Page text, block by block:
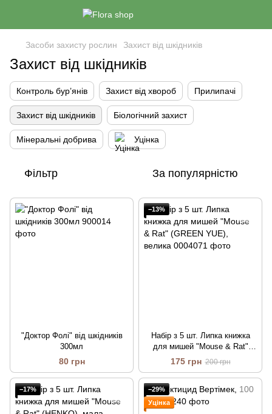
Засоби захисту рослин Захист від шкідників
Захист від шкідників
Контроль бур’янів Захист від хвороб Прилипачі
Захист від шкідників Біологічний захист
Мінеральні добрива Уцінка
Фільтр За популярністю
"Доктор Фолі" від шкідників
300мл
80 грн
−13%
Набір з 5 шт. Липка книжка
для мишей "Mouse & Rat"
(GREEN YUE), велика
175 грн 200 грн
−17%
−29%
Уцінка